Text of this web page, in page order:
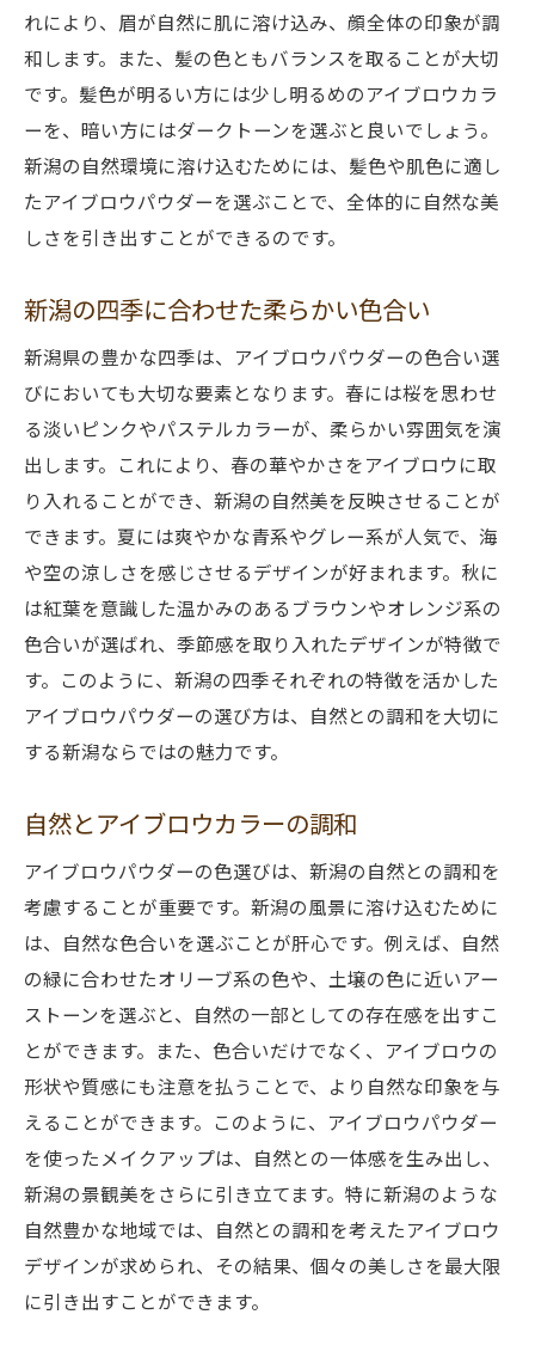
れにより、眉が自然に肌に溶け込み、顔全体の印象が調
和します。また、髪の色ともバランスを取ることが大切
です。髪色が明るい方には少し明るめのアイブロウカラ
ーを、暗い方にはダークトーンを選ぶと良いでしょう。
新潟の自然環境に溶け込むためには、髪色や肌色に適し
たアイブロウパウダーを選ぶことで、全体的に自然な美
しさを引き出すことができるのです。
新潟の四季に合わせた柔らかい色合い
新潟県の豊かな四季は、アイブロウパウダーの色合い選
びにおいても大切な要素となります。春には桜を思わせ
る淡いピンクやパステルカラーが、柔らかい雰囲気を演
出します。これにより、春の華やかさをアイブロウに取
り入れることができ、新潟の自然美を反映させることが
できます。夏には爽やかな青系やグレー系が人気で、海
や空の涼しさを感じさせるデザインが好まれます。秋に
は紅葉を意識した温かみのあるブラウンやオレンジ系の
色合いが選ばれ、季節感を取り入れたデザインが特徴で
す。このように、新潟の四季それぞれの特徴を活かした
アイブロウパウダーの選び方は、自然との調和を大切に
する新潟ならではの魅力です。
自然とアイブロウカラーの調和
アイブロウパウダーの色選びは、新潟の自然との調和を
考慮することが重要です。新潟の風景に溶け込むために
は、自然な色合いを選ぶことが肝心です。例えば、自然
の緑に合わせたオリーブ系の色や、土壌の色に近いアー
ストーンを選ぶと、自然の一部としての存在感を出すこ
とができます。また、色合いだけでなく、アイブロウの
形状や質感にも注意を払うことで、より自然な印象を与
えることができます。このように、アイブロウパウダー
を使ったメイクアップは、自然との一体感を生み出し、
新潟の景観美をさらに引き立てます。特に新潟のような
自然豊かな地域では、自然との調和を考えたアイブロウ
デザインが求められ、その結果、個々の美しさを最大限
に引き出すことができます。